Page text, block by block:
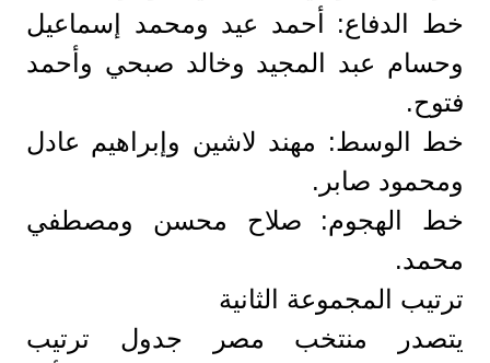
خط الدفاع: أحمد عيد ومحمد إسماعيل
وحسام عبد المجيد وخالد صبحي وأحمد
فتوح.
خط الوسط: مهند لاشين وإبراهيم عادل
ومحمود صابر.
خط الهجوم: صلاح محسن ومصطفي
محمد.
ترتيب المجموعة الثانية
يتصدر منتخب مصر جدول ترتيب